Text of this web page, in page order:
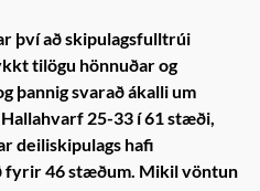
því að skipulagsfulltrúi
tilögu hönnuðar og
þannig svarað ákalli um
25-33 í 61 stæði,
deiliskipulags hafi
fyrir 46 stæðum. Mikil vöntun